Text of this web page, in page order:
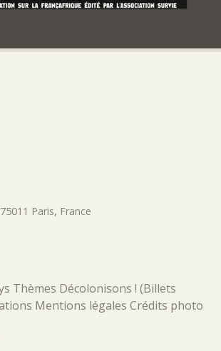
75011 Paris, France
Thèmes Décolonisons ! (Billets
Mentions légales Crédits photo